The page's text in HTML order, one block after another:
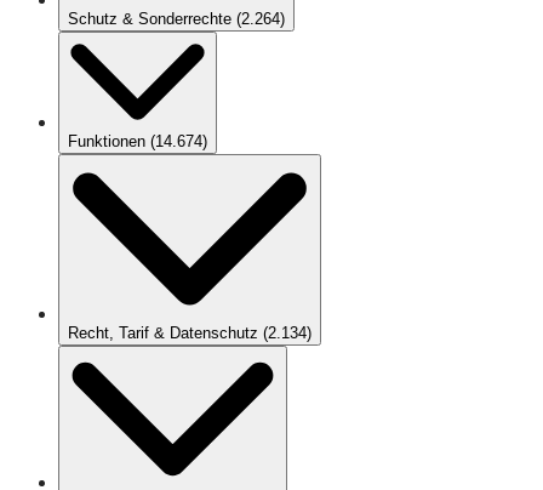
Schutz & Sonderrechte (2.264)
Funktionen (14.674)
Recht, Tarif & Datenschutz (2.134)